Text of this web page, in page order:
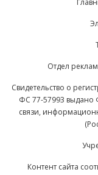
Отдел
Свидетельство о
ФС 77-57993 выдано
связи,
Контент сайта